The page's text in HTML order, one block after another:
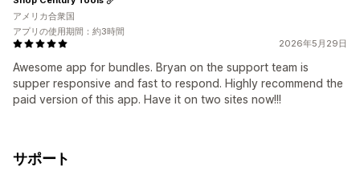
2026年5月29日
Awesome app for bundles. Bryan on the support team is
supper responsive and fast to respond. Highly recommend the
paid version of this app. Have it on two sites now!!!
アメリカ合衆国
アプリの使用期間：約3時間
サポート